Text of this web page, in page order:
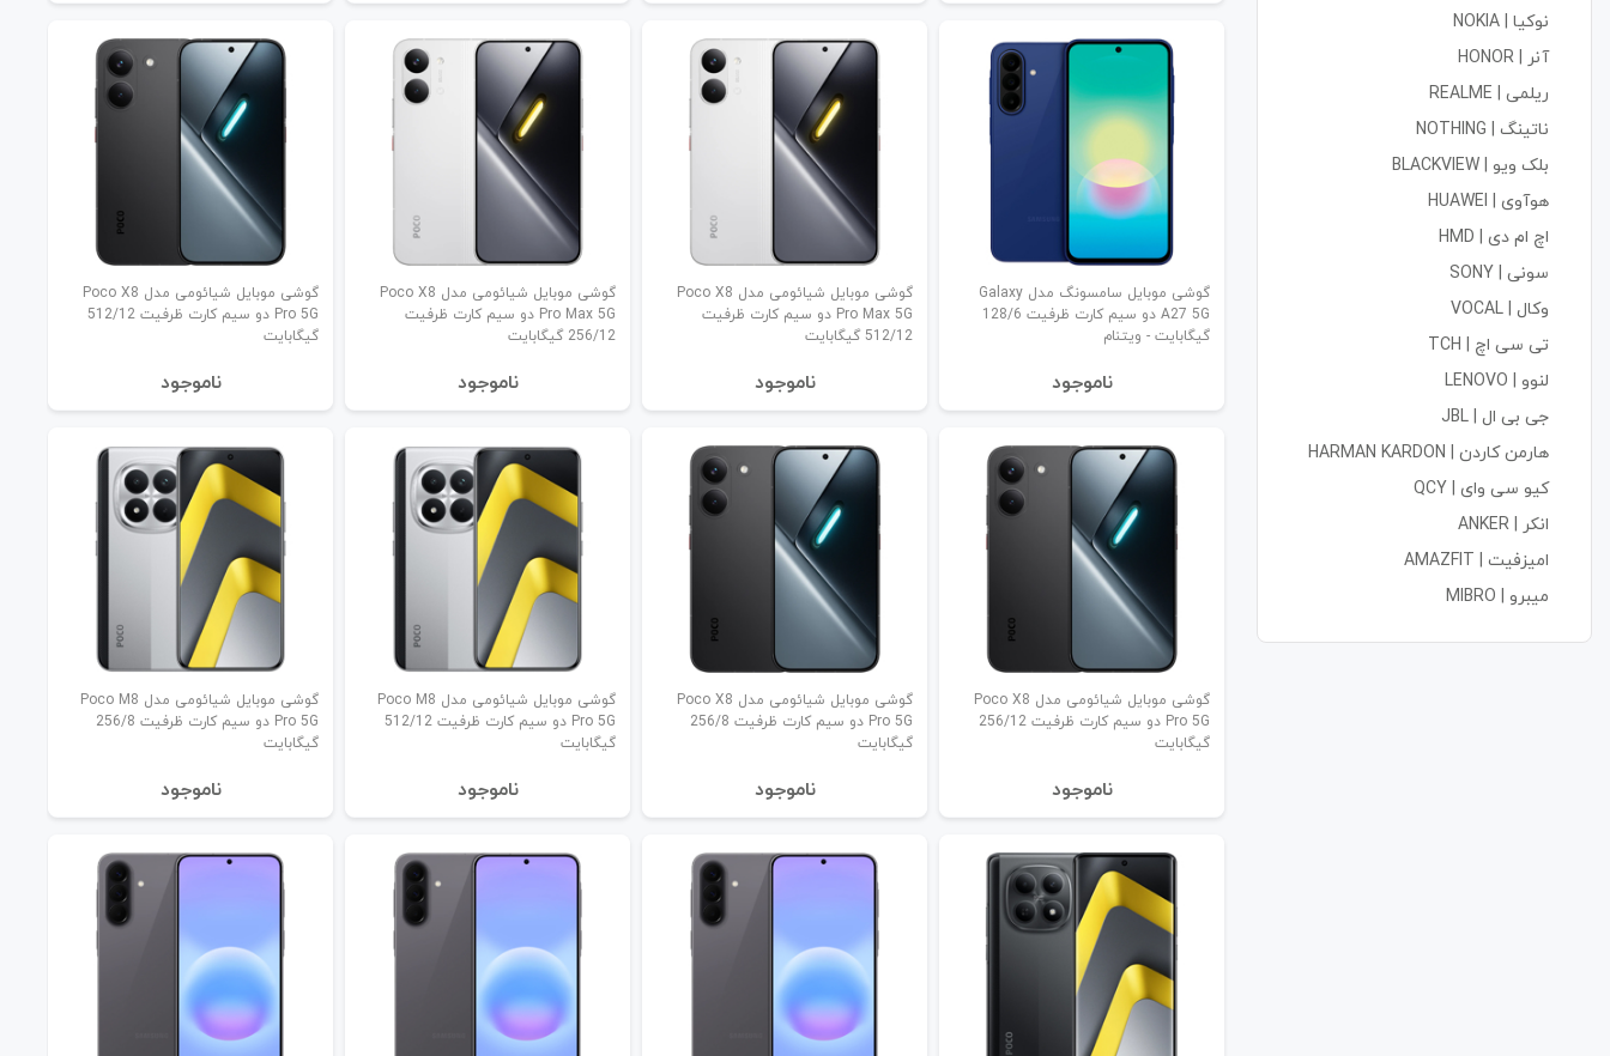
نوکیا | NOKIA
آنر | HONOR
ریلمی | REALME
ناتینگ | NOTHING
بلک ویو | BLACKVIEW
هوآوی | HUAWEI
اچ ام دی | HMD
سونی | SONY
وکال | VOCAL
تی سی اچ | TCH
لنوو | LENOVO
جی بی ال | JBL
هارمن کاردن | HARMAN KARDON
کیو سی وای | QCY
انکر | ANKER
امیزفیت | AMAZFIT
میبرو | MIBRO
گوشی موبایل سامسونگ مدل Galaxy
A27 5G دو سیم کارت ظرفیت 128/6
گیگابایت - ویتنام
نا‌موجود
گوشی موبایل شیائومی مدل Poco X8
Pro Max 5G دو سیم کارت ظرفیت
512/12 گیگابایت
نا‌موجود
گوشی موبایل شیائومی مدل Poco X8
Pro Max 5G دو سیم کارت ظرفیت
256/12 گیگابایت
نا‌موجود
گوشی موبایل شیائومی مدل Poco X8
Pro 5G دو سیم کارت ظرفیت 512/12
گیگابایت
نا‌موجود
گوشی موبایل شیائومی مدل Poco X8
Pro 5G دو سیم کارت ظرفیت 256/12
گیگابایت
نا‌موجود
گوشی موبایل شیائومی مدل Poco X8
Pro 5G دو سیم کارت ظرفیت 256/8
گیگابایت
نا‌موجود
گوشی موبایل شیائومی مدل Poco M8
Pro 5G دو سیم کارت ظرفیت 512/12
گیگابایت
نا‌موجود
گوشی موبایل شیائومی مدل Poco M8
Pro 5G دو سیم کارت ظرفیت 256/8
گیگابایت
نا‌موجود